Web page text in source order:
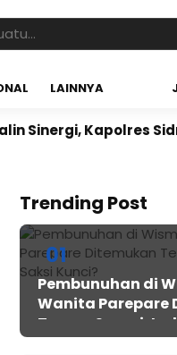
LAINNYA
Kapolres Sidrap
Trending Post
01
Pembunuhan di
Wanita Parepare
Tewas, Suami